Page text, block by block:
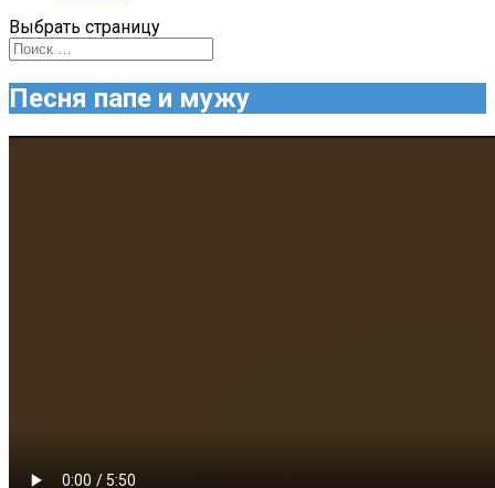
Выбрать страницу
Песня папе и мужу